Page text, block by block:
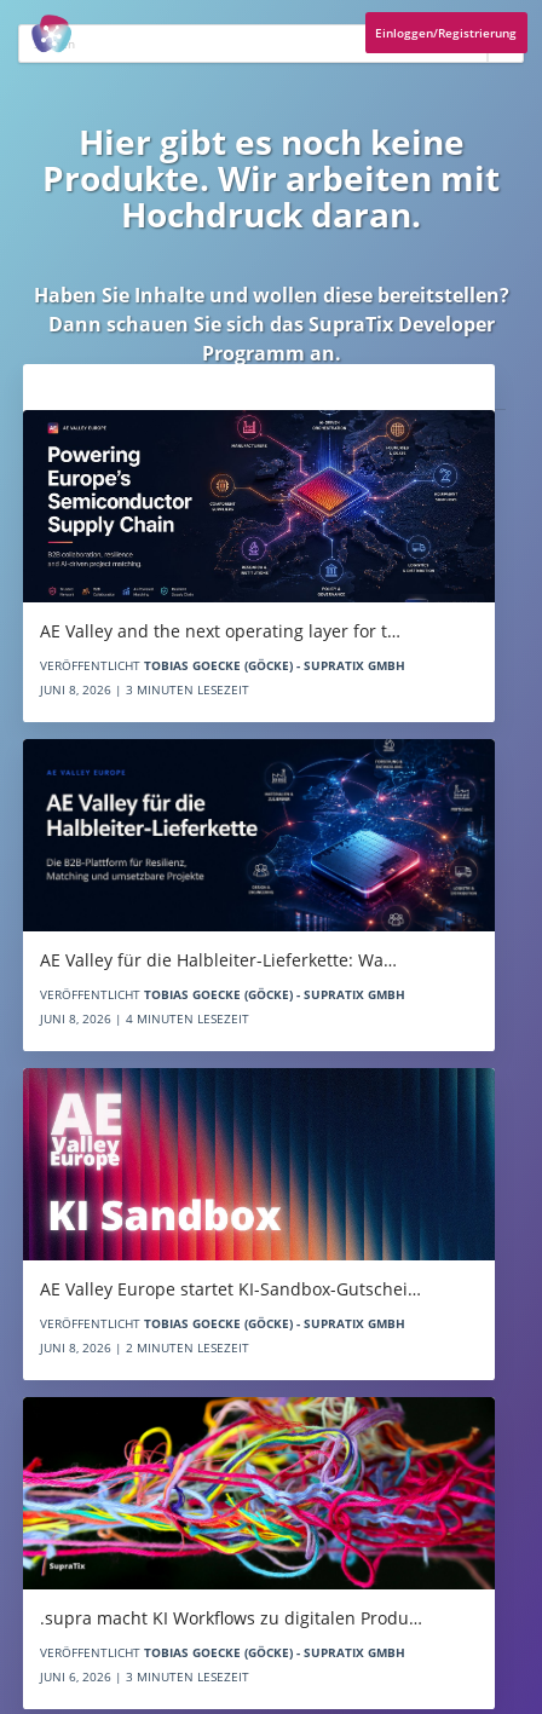
Einloggen/Registrierung
Hier gibt es noch keine
Produkte. Wir arbeiten mit
Hochdruck daran.
Haben Sie Inhalte und wollen diese bereitstellen?
Dann schauen Sie sich dasSupraTix Developer
Programman.
AE Valley and the next operating layer for t…
VERÖFFENTLICHT TOBIAS GOECKE (GÖCKE) - SUPRATIX GMBH
JUNI 8, 2026 | 3 MINUTEN LESEZEIT
AE Valley für die Halbleiter-Lieferkette: Wa…
VERÖFFENTLICHT TOBIAS GOECKE (GÖCKE) - SUPRATIX GMBH
JUNI 8, 2026 | 4 MINUTEN LESEZEIT
AE Valley Europe startet KI-Sandbox-Gutschei…
VERÖFFENTLICHT TOBIAS GOECKE (GÖCKE) - SUPRATIX GMBH
JUNI 8, 2026 | 2 MINUTEN LESEZEIT
.supra macht KI Workflows zu digitalen Produ…
VERÖFFENTLICHT TOBIAS GOECKE (GÖCKE) - SUPRATIX GMBH
JUNI 6, 2026 | 3 MINUTEN LESEZEIT